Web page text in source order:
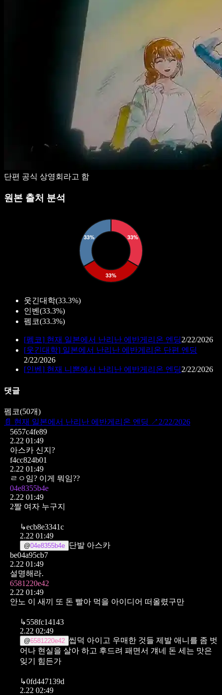
단편 공식 상영회라고 함
원본 출처 분석
웃긴대학(33.3%)
인벤 (33.3%)
펨코(33.3%)
[펨코] 현재 일본에서 난리난 에반게리온 엔딩2/22/2026
[웃긴대학] 일본에서 난리난 에반게리온 단편 엔딩
2/22/2026
[인벤 ] 현재 니뽄에서 난리난 에반게리온 엔딩2/22/2026
댓글
펨코(50개)
📄 현재 일본에서 난리난 에반게리온 엔딩 ↗ 2/22/2026
5657c4fe89
2.22 01:49
아스카 신지?
f4cc824b01
2.22 01:49
ㄹㅇ임? 이게 뭐임??
04e8355b4e
2.22 01:49
2짤 여자 누구지
↳ecb8e3341c
2.22 01:49
@04e8355b4e 단발 아스카
be04a95cb7
2.22 01:49
설명해라.
6581220e42
2.22 01:49
안노 이 새끼 또 돈 빨아 먹을 아이디어 떠올렸구만
↳558fc14143
2.22 02:49
@6581220e42 씹덕 아이고 우매한 것들 제발 애니를 좀 벗
어나 현실을 살아 하고 후드려 패면서 걔네 돈 세는 맛은
잊기 힘든가
↳0fd447139d
2.22 02:49